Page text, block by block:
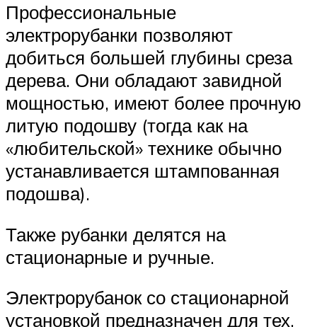
Профессиональные
электрорубанки позволяют
добиться большей глубины среза
дерева. Они обладают завидной
мощностью, имеют более прочную
литую подошву (тогда как на
«любительской» технике обычно
устанавливается штампованная
подошва).
Также рубанки делятся на
стационарные и ручные.
Электрорубанок со стационарной
установкой предназначен для тех,